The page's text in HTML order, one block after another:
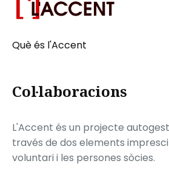
Què és l'Accent
Col·laboracions
L'Accent és un projecte
través de dos elements
voluntari i les persones sòcies.